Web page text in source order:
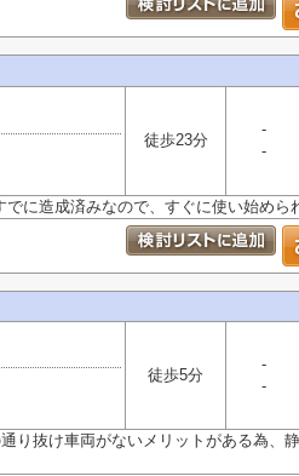
徒歩23分
-
-
に造成済みなので、すぐに使い始めら
徒歩5分
-
-
り抜け車両がないメリットがある為、